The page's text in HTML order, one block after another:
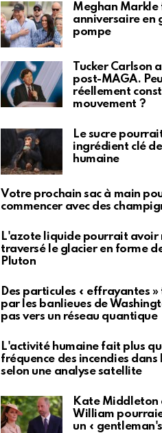
Meghan Markle
anniversaire en
pompe
Tucker Carlson
post-MAGA.
réellement
mouvement ?
Le sucre
ingrédient clé
humaine
Votre prochain sac à main
commencer avec des
L'azote liquide pourrait avoir
traversé le glacier en forme
Pluton
Des particules « effrayantes
par les banlieues de
pas vers un réseau quantique
L'activité humaine fait plus
fréquence des incendies
selon une analyse satellite
Kate Middleton
William
un «